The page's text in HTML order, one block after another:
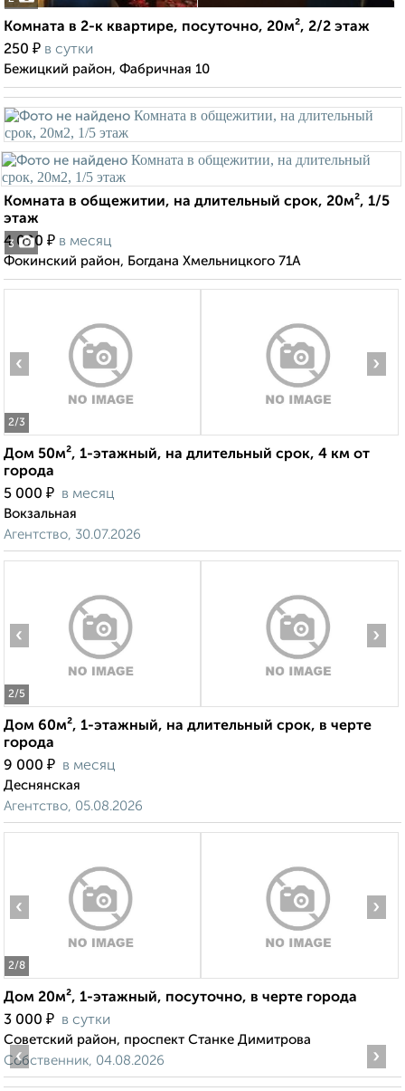
Комната в 2-к квартире, посуточно, 20м², 2/2 этаж
250 ₽ в сутки
Бежицкий район, Фабричная 10
3
Комната в общежитии, на длительный срок, 20м², 1/5
этаж
4 000 ₽ в месяц
Фокинский район, Богдана Хмельницкого 71А
2/3
‹ ›
Дом 50м², 1-этажный, на длительный срок, 4 км от
города
5 000 ₽ в месяц
Вокзальная
Агентство, 30.07.2026
2/5
‹ ›
Дом 60м², 1-этажный, на длительный срок, в черте
города
9 000 ₽ в месяц
Деснянская
Агентство, 05.08.2026
2/8
‹ ›
Дом 20м², 1-этажный, посуточно, в черте города
3 000 ₽ в сутки
Советский район, проспект Станке Димитрова
Собственник, 04.08.2026
‹ ›